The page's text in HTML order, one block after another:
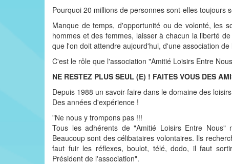
Pourquoi 20 millions de personnes sont-elles toujours
Manque de temps, d'opportunité ou de volonté, les
hommes et des femmes, laisser à chacun la liberté
que l'on doit attendre aujourd'hui, d'une association de
C'est le rôle que l'association "Amitié Loisirs Entre
NE RESTEZ PLUS SEUL (E) ! FAITES VOUS DES
Depuis 1988 un savoir-faire dans le domaine des
Des années d'expérience !
"Ne nous y trompons pas !!!
Tous les adhérents de "Amitié Loisirs Entre
Beaucoup sont des célibataires volontaires. Ils
faut fuir les réflexes, boulot, télé, dodo, il faut
Président de l'association".